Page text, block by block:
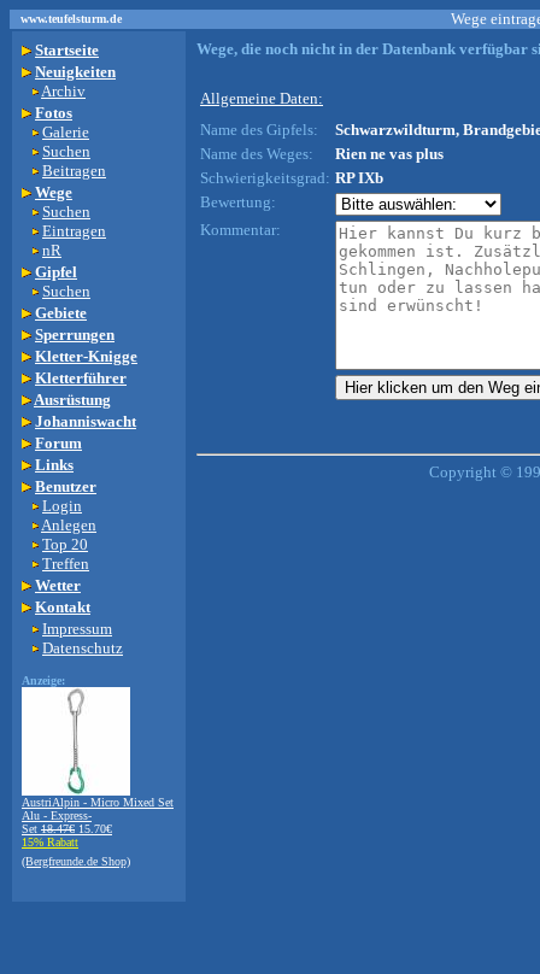
www.teufelsturm.de
Wege
Startseite
Neuigkeiten
Archiv
Fotos
Galerie
Suchen
Beitragen
Wege
Suchen
Eintragen
nR
Gipfel
Suchen
Gebiete
Sperrungen
Kletter-Knigge
Kletterführer
Ausrüstung
Johanniswacht
Forum
Links
Benutzer
Login
Anlegen
Top 20
Treffen
Wetter
Kontakt
Impressum
Datenschutz
Anzeige:
AustriAlpin - Micro Mixed Set
Alu - Express-
Set 18.47€ 15.70€
15% Rabatt
(Bergfreunde.de Shop)
Wege, die noch nicht in der Datenbank verfügbar
Allgemeine Daten:
Name des Gipfels:
Schwarzwildturm,
Name des Weges:
Rien ne vas plus
Schwierigkeitsgrad: RP IXb
Bewertung:
Kommentar:
Copyright ©